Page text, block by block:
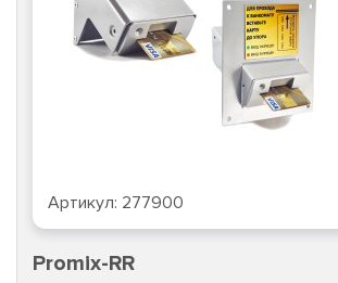
Артикул: 277900
Promix-RR